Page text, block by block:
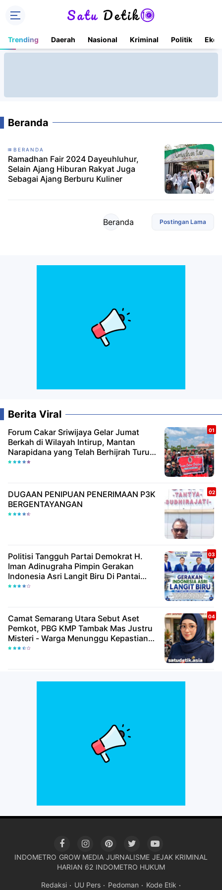
Trending Daerah Nasional Kriminal Politik
Beranda
BERANDA
Ramadhan Fair 2024 Dayeuhluhur,
Selain Ajang Hiburan Rakyat Juga
Sebagai Ajang Berburu Kuliner
Postingan Lama
Beranda
Berita Viral
Forum Cakar Sriwijaya Gelar Jumat
Berkah di Wilayah Intirup, Mantan
Narapidana yang Telah Berhijrah Turut
Berbagi Kebaikan
DUGAAN PENIPUAN PENERIMAAN P3K
BERGENTAYANGAN
Politisi Tangguh Partai Demokrat H.
Iman Adinugraha Pimpin Gerakan
Indonesia Asri Langit Biru Di Pantai
Citepus
Camat Semarang Utara Sebut Aset
Pemkot, PBG KMP Tambak Mas Justru
Misteri - Warga Menunggu Kepastian
Hukum
INDOMETRO GROW MEDIA JURNALISME JEJAK KRIMINAL
HARIAN 62 INDOMETRO HUKUM
Redaksi UU Pers Pedoman Kode Etik